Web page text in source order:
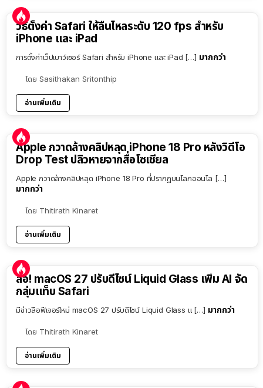
วิธีตั้งค่า Safari ให้ลื่นไหลระดับ 120 fps สำหรับ
iPhone และ iPad
การตั้งค่าเว็ปเบาว์เซอร์ Safari สำหรับ iPhone และ iPad […] มากกว่า
โดย Sasithakan Sritonthip
อ่านเพิ่มเติม
Apple กวาดล้างคลิปหลุด iPhone 18 Pro หลังวิดีโอ
Drop Test ปลิวหายจากสื่อโซเชียล
Apple กวาดล้างคลิปหลุด iPhone 18 Pro ที่ปรากฏบนโลกออนไล […]
มากกว่า
โดย Thitirath Kinaret
อ่านเพิ่มเติม
ลือ! macOS 27 ปรับดีไซน์ Liquid Glass เพิ่ม AI จัด
กลุ่มแท็บ Safari
มีข่าวลือฟีเจอร์ใหม่ macOS 27 ปรับดีไซน์ Liquid Glass แ […] มากกว่า
โดย Thitirath Kinaret
อ่านเพิ่มเติม